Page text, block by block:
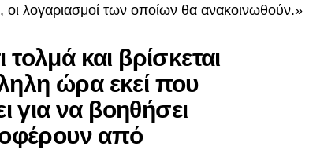
λογαριασμοί των οποίων θα ανακοινωθούν.»
και βρίσκεται
ώρα εκεί που
να βοηθήσει
από